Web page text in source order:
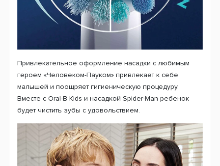
Привлекательное оформление насадки с любимым
героем «Человеком-Пауком» привлекает к себе
малышей и поощряет гигиеническую процедуру.
Вместе с Oral-B Kids и насадкой Spider-Man ребенок
будет чистить зубы с удовольствием.